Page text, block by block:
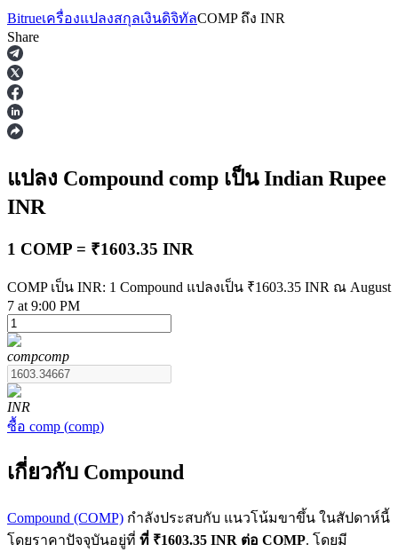
ฟิวเจอร์ส
ฟิวเจอร์ส USDT
ฟิวเจอร์สที่ใช้ USDT เป็นหลักประกัน
ฟิวเจอร์ส COIN-M
Bitrueเครื่องแปลงสกุลเงินดิจิทัลCOMP ถึง INR
Share
แปลง Compound comp เป็น Indian Rupee
INR
1 COMP = ₹1603.35 INR
COMP เป็น INR: 1 Compound แปลงเป็น ₹1603.35 INR ณ August
7 at 9:00 PM
compcomp
INR
ซื้อ comp (comp)
เกี่ยวกับ Compound
Compound (COMP) กำลังประสบกับ แนวโน้มขาขึ้น ในสัปดาห์นี้
โดยราคาปัจจุบันอยู่ที่ ที่ ₹1603.35 INR ต่อ COMP. โดยมี